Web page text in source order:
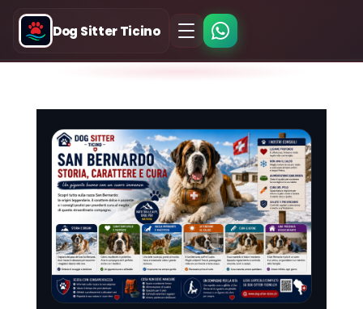
Dog Sitter Ticino